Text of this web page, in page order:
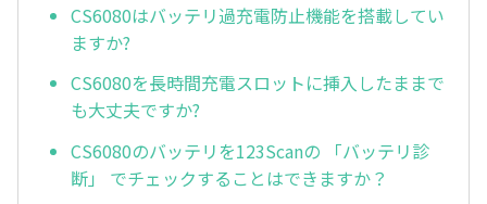
CS6080はバッテリ過充電防止機能を搭載してい
ますか?
CS6080を長時間充電スロットに挿入したままで
も大丈夫ですか?
CS6080のバッテリを123Scanの 「バッテリ診
断」 でチェックすることはできますか？